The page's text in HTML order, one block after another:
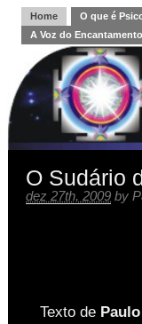
Home O que é
A Voz do
O Sudário
dez 27th, 2009 by
Texto de